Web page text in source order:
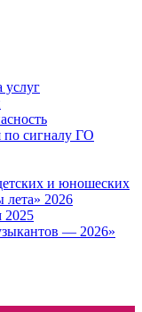
услуг
по сигналу ГО
и юношеских
лета» 2026
2025
— 2026»